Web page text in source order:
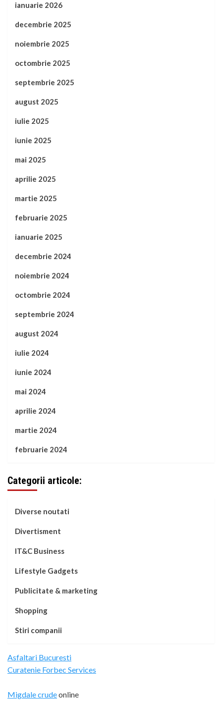
ianuarie 2026
decembrie 2025
noiembrie 2025
octombrie 2025
septembrie 2025
august 2025
iulie 2025
iunie 2025
mai 2025
aprilie 2025
martie 2025
februarie 2025
ianuarie 2025
decembrie 2024
noiembrie 2024
octombrie 2024
septembrie 2024
august 2024
iulie 2024
iunie 2024
mai 2024
aprilie 2024
martie 2024
februarie 2024
Categorii articole:
Diverse noutati
Divertisment
IT&C Business
Lifestyle Gadgets
Publicitate & marketing
Shopping
Stiri companii
Asfaltari Bucuresti
Curatenie Forbec Services
Migdale crudeonline